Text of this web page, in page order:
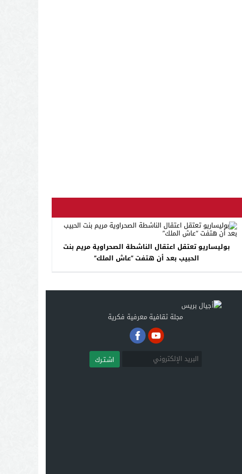
بوليساريو تعتقل اعتقال الناشطة الصحراوية مريم بنت
الحبيب بعد أن هتفت “عاش الملك”
مجلة ثقافية معرفية فكرية
اشـتـرك